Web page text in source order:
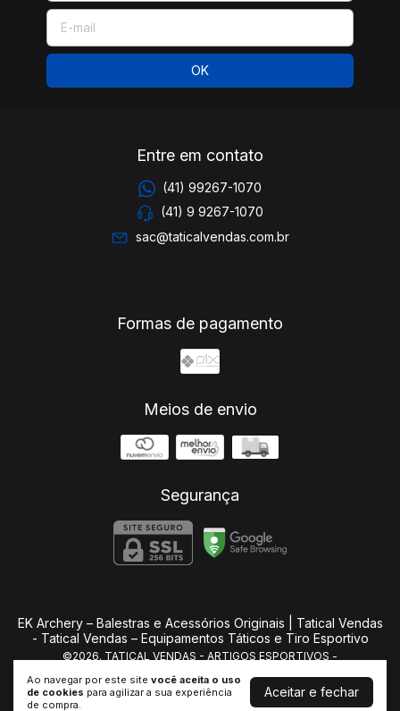
Ao navegar por este site você aceita o uso
de cookies para agilizar a sua experiência
de compra.
Aceitar e fechar
Entre em contato
(41) 99267-1070
(41) 9 9267-1070
sac@taticalvendas.com.br
Formas de pagamento
Meios de envio
Segurança
EK Archery – Balestras e Acessórios Originais | Tatical Vendas
- Tatical Vendas – Equipamentos Táticos e Tiro Esportivo
©2026. TATICAL VENDAS - ARTIGOS ESPORTIVOS -